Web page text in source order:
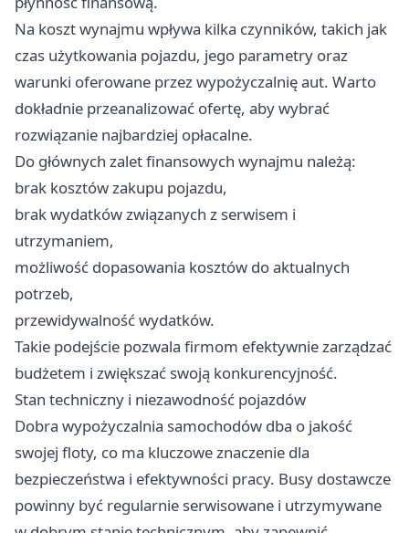
Na koszt wynajmu wpływa kilka czynników, takich jak
czas użytkowania pojazdu, jego parametry oraz
warunki oferowane przez wypożyczalnię aut. Warto
dokładnie przeanalizować ofertę, aby wybrać
rozwiązanie najbardziej opłacalne.
Do głównych zalet finansowych wynajmu należą:
brak kosztów zakupu pojazdu,
brak wydatków związanych z serwisem i
utrzymaniem,
możliwość dopasowania kosztów do aktualnych
potrzeb,
przewidywalność wydatków.
Takie podejście pozwala firmom efektywnie zarządzać
budżetem i zwiększać swoją konkurencyjność.
Stan techniczny i niezawodność pojazdów
Dobra wypożyczalnia samochodów dba o jakość
swojej floty, co ma kluczowe znaczenie dla
bezpieczeństwa i efektywności pracy. Busy dostawcze
powinny być regularnie serwisowane i utrzymywane